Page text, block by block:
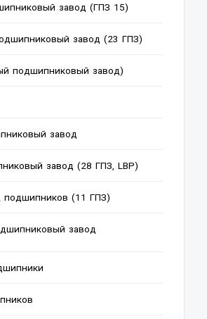
завод (ГПЗ 15)
завод (23 ГПЗ)
подшипниковый завод)
завод
завод (28 ГПЗ, LBP)
подшипников (11 ГПЗ)
завод